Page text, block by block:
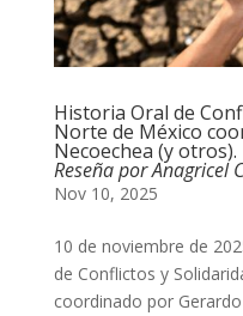
Historia Oral de
Norte de México
Necoechea (y otros).
Reseña por Anagricel
Nov 10, 2025
10 de noviembre de
de Conflictos y
coordinado por